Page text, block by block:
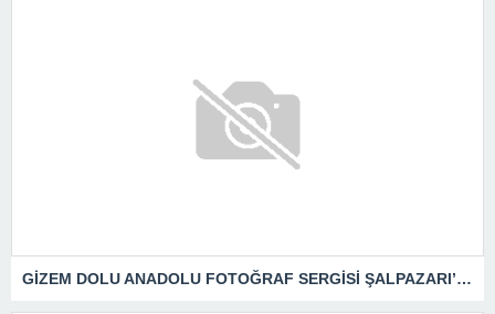
GİZEM DOLU ANADOLU FOTOĞRAF SERGİSİ ŞALPAZARI’NDA